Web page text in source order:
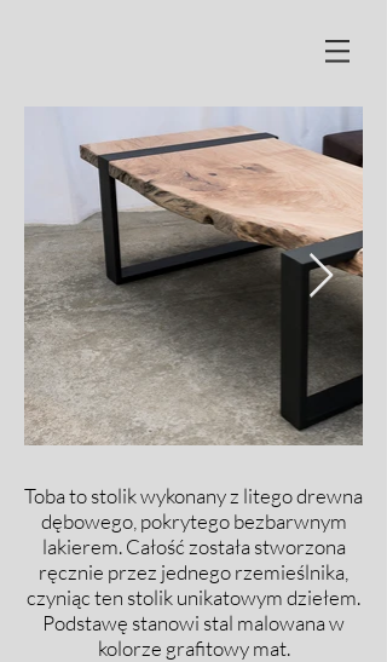
Toba to stolik wykonany z litego drewna
dębowego, pokrytego bezbarwnym
lakierem. Całość została stworzona
ręcznie przez jednego rzemieślnika,
czyniąc ten stolik unikatowym dziełem.
Podstawę stanowi stal malowana w
kolorze grafitowy mat.